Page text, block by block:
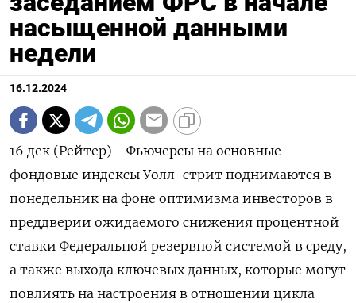
насыщенной данными
недели
16.12.2024
16 дек (Рейтер) - Фьючерсы на основные
фондовые индексы Уолл-стрит поднимаются в
понедельник на фоне оптимизма инвесторов в
преддверии ожидаемого снижения процентной
ставки Федеральной резервной системой в среду,
а также выхода ключевых данных, которые могут
повлиять на настроения в отношении цикла